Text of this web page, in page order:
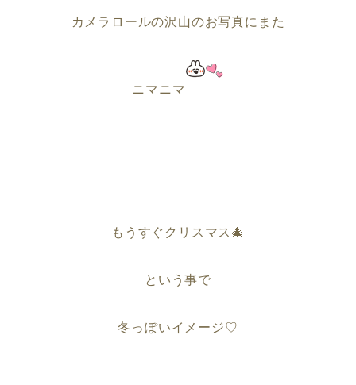
カメラロールの沢山のお写真にまた
ニマニマ
もうすぐクリスマス🎄
という事で
冬っぽいイメージ♡